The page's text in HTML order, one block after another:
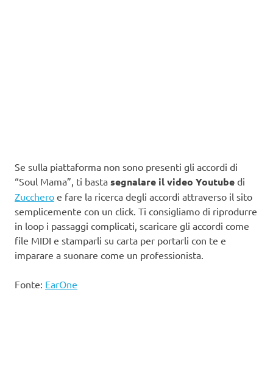
Se sulla piattaforma non sono presenti gli accordi di
“Soul Mama”, ti basta segnalare il video Youtube di
Zucchero e fare la ricerca degli accordi attraverso il sito
semplicemente con un click. Ti consigliamo di riprodurre
in loop i passaggi complicati, scaricare gli accordi come
file MIDI e stamparli su carta per portarli con te e
imparare a suonare come un professionista.
Fonte: EarOne